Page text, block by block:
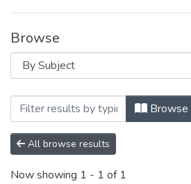
Browse
Browsing Статті Browse
All browse results
Now showing 1 - 1 of 1